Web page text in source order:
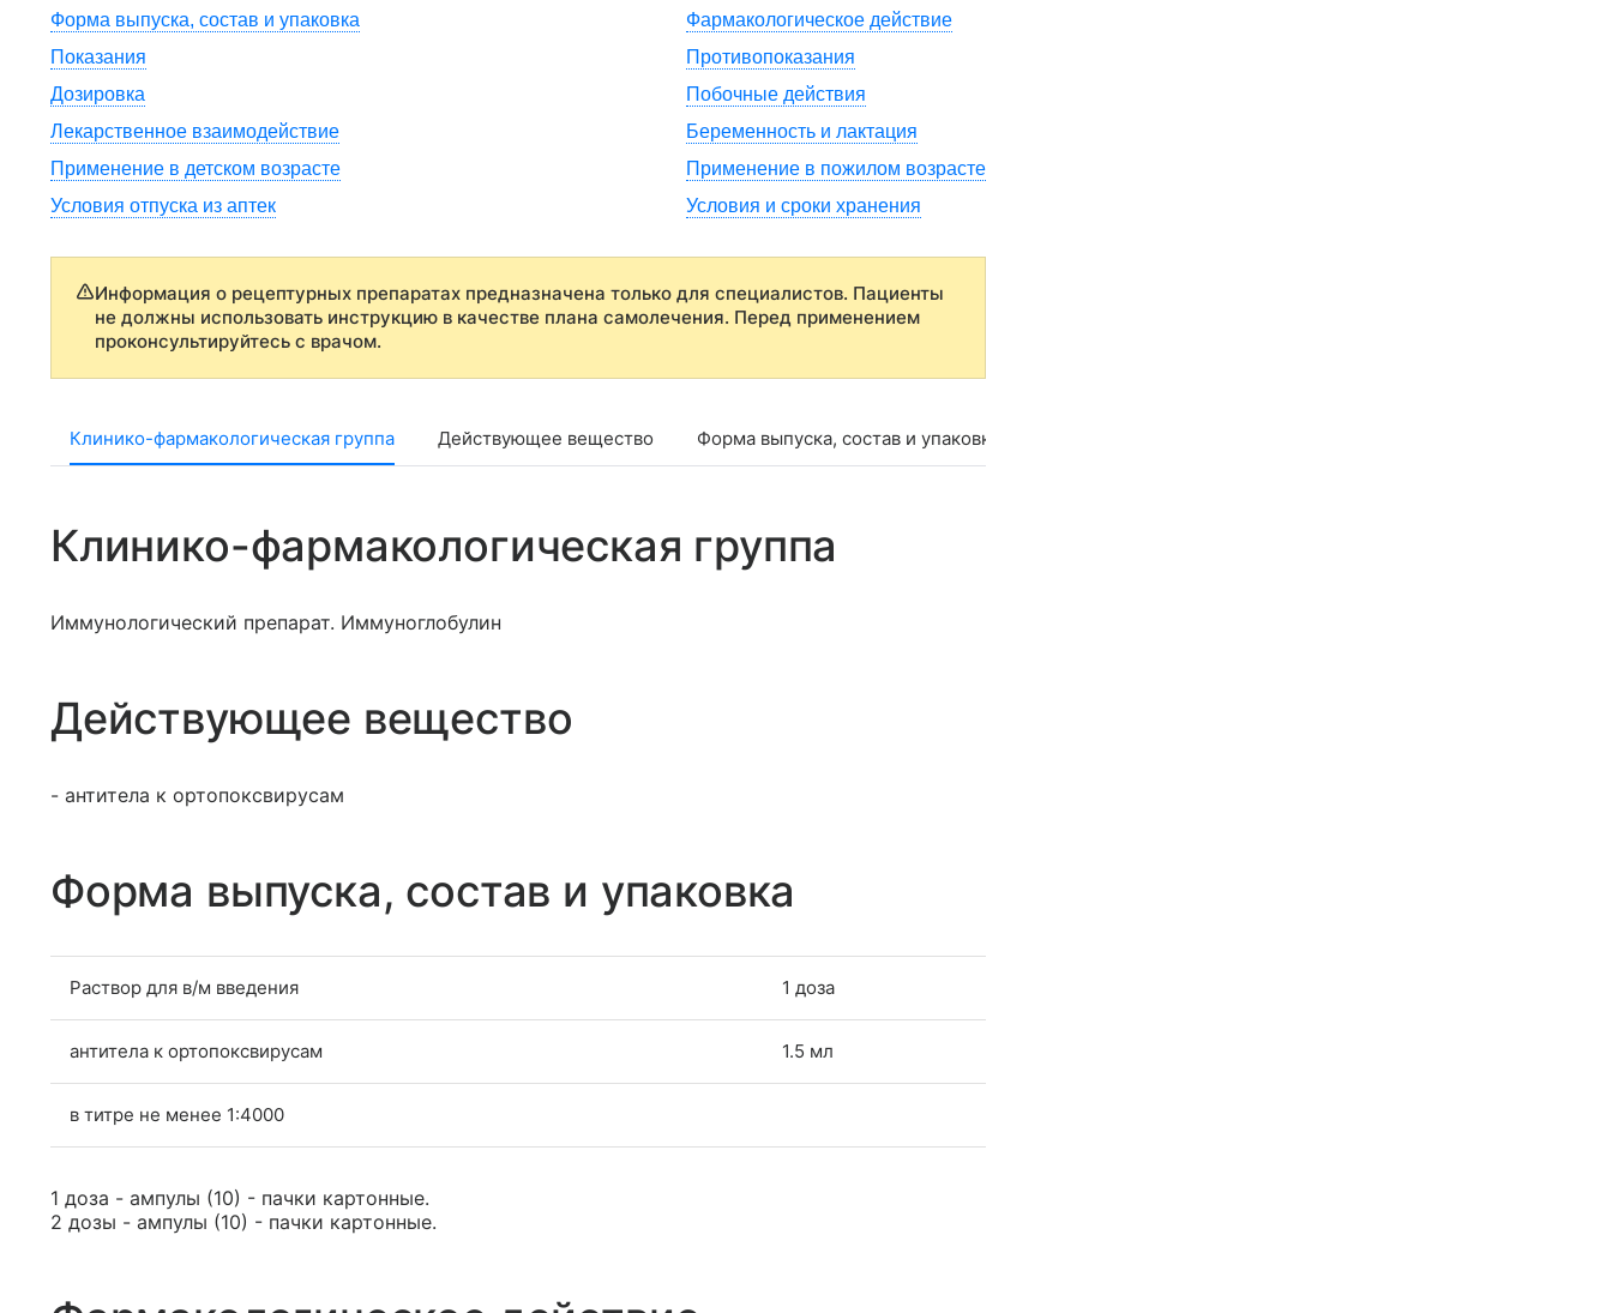
Форма выпуска, состав и упаковка
Фармакологическое действие
Показания
Противопоказания
Дозировка
Побочные действия
Лекарственное взаимодействие
Беременность и лактация
Применение в детском возрасте
Применение в пожилом возрасте
Условия отпуска из аптек
Условия и сроки хранения
Информация о рецептурных препаратах предназначена только для специалистов. Пациенты
не должны использовать инструкцию в качестве плана самолечения. Перед применением
проконсультируйтесь с врачом.
Клинико-фармакологическая группа Действующее вещество Форма выпуска, состав и упаковка
Клинико-фармакологическая группа
Иммунологический препарат. Иммуноглобулин
Действующее вещество
- антитела к ортопоксвирусам
Форма выпуска, состав и упаковка
Раствор для в/м введения 1 доза
антитела к ортопоксвирусам 1.5 мл
в титре не менее 1:4000
1 доза - ампулы (10) - пачки картонные.
2 дозы - ампулы (10) - пачки картонные.